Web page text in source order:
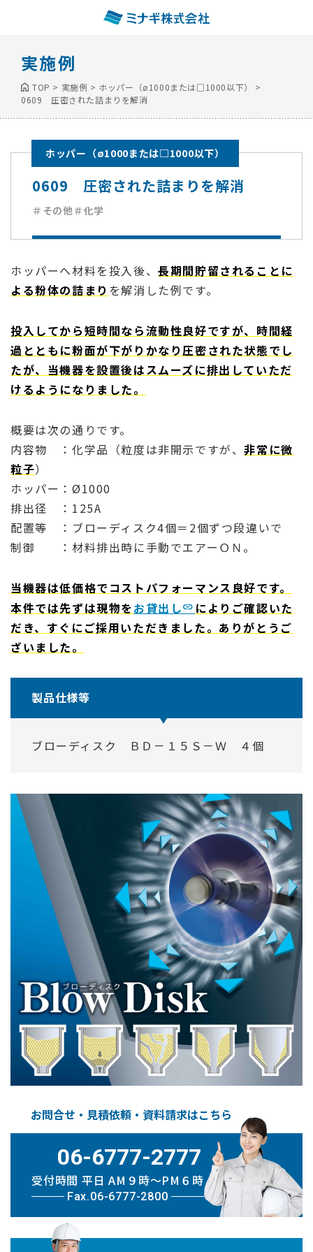
実施例
TOP > 実施例 > ホッパー（ø1000または□1000以下）
>
0609 圧密された詰まりを解消
ホッパー（ø1000または□1000以下）
0609 圧密された詰まりを解消
＃その他＃化学
ホッパーへ材料を投入後、長期間貯留されることに
よる粉体の詰まり を解消した例です。
投入してから短時間なら流動性良好ですが、時間経
過とともに粉面が下がりかなり圧密された状態でし
たが、当機器を設置後はスムーズに排出していただ
けるようになりました。
概要は次の通りです。
内容物 ：化学品（粒度は非開示ですが、非常に微
粒子）
ホッパー：Ø1000
排出径 ：125A
配置等 ：ブローディスク4個＝2個ずつ段違いで
制御 ：材料排出時に手動でエアーＯＮ。
当機器は低価格でコストパフォーマンス良好です。
本件では先ずは現物をお貸出し
によりご確認いた
だき、すぐにご採用いただきました。ありがとうご
ざいました。
製品仕様等
ブローディスク ＢＤ－１５Ｓ－Ｗ ４個
お問合せ・見積依頼・資料請求はこちら
06-6777-2777
受付時間 平日 AM９時〜PM６時
Fax.06-6777-2800